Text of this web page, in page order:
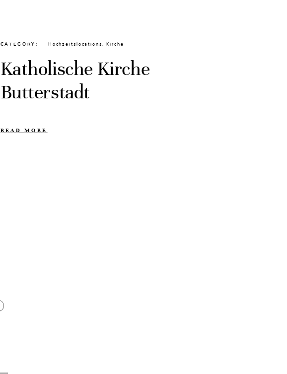
CATEGORY Hochzeitslocations, Kirche
Katholische Kirche
Butterstadt
READ MORE